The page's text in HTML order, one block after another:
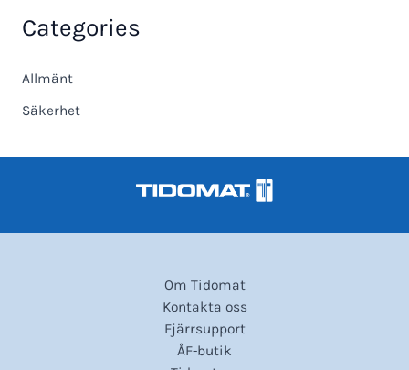
Categories
Allmänt
Säkerhet
Om Tidomat
Kontakta oss
Fjärrsupport
ÅF-butik